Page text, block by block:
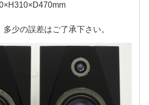
少の誤差はご了承下さい。